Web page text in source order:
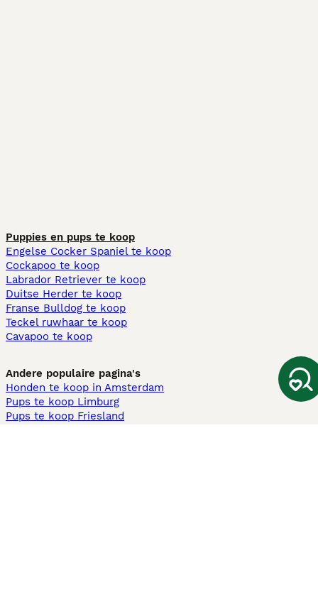
Puppies en pups te koop
Engelse Cocker Spaniel te koop
Cockapoo te koop
Labrador Retriever te koop
Duitse Herder te koop
Franse Bulldog te koop
Teckel ruwhaar te koop
Cavapoo te koop
Andere populaire pagina's
Honden te koop in Amsterdam
Pups te koop Limburg​
Pups te koop Friesland​